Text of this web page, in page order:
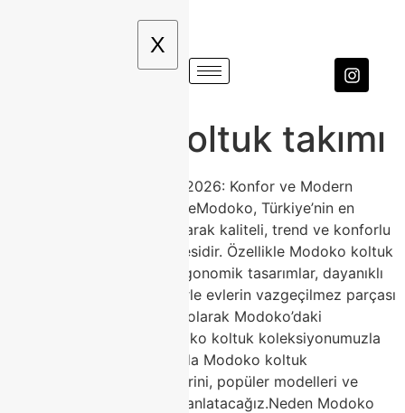
X
Modoko koltuk takımı
Modoko Koltuk Modelleri 2026: Konfor ve Modern
Şıklığın Zirvesi | ClasshomeModoko, Türkiye’nin en
büyük mobilya merkezi olarak kaliteli, trend ve konforlu
ürünler arayanların ilk adresidir. Özellikle Modoko koltuk
modelleri, 2026 yılında ergonomik tasarımlar, dayanıklı
kumaşlar ve modern stillerle evlerin vazgeçilmez parçası
haline geliyor. Classhome olarak Modoko’daki
mağazamızda geniş Modoko koltuk koleksiyonumuzla
hizmet veriyoruz. Bu yazıda Modoko koltuk
avantajlarını, 2026 trendlerini, popüler modelleri ve
Classhome farkını detaylı anlatacağız.Neden Modoko